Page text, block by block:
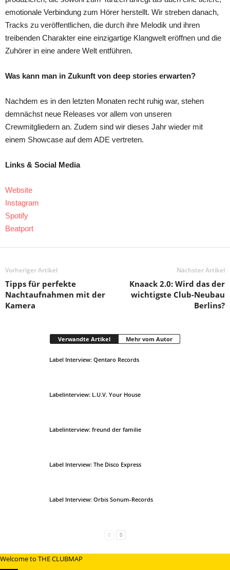
emotionale Verbindung zum Hörer herstellt. Wir streben danach,
Tracks zu veröffentlichen, die durch ihre Melodik und ihren
treibenden Charakter eine einzigartige Klangwelt eröffnen und die
Zuhörer in eine andere Welt entführen.
Was kann man in Zukunft von deep stories erwarten?
Nachdem es in den letzten Monaten recht ruhig war, stehen
demnächst neue Releases vor allem von unseren
Crewmitgliedern an. Zudem sind wir dieses Jahr wieder mit
einem Showcase auf dem ADE vertreten.
Links & Social Media
Website
Instagram
Spotify
Beatport
Vorheriger Artikel
Tipps für perfekte
Nachtaufnahmen mit der
Kamera
Nächster Artikel
Knaack 2.0: Wird das der
wichtigste Club-Neubau
Berlins?
Verwandte Artikel Mehr vom Autor
Label Interview: Qentaro Records
Labelinterview: L.U.V. Your House
Labelinterview: freund der familie
Label Interview: The Disco Express
Label Interview: Orbis Sonum-Records
Welcome to THE CLUBMAP